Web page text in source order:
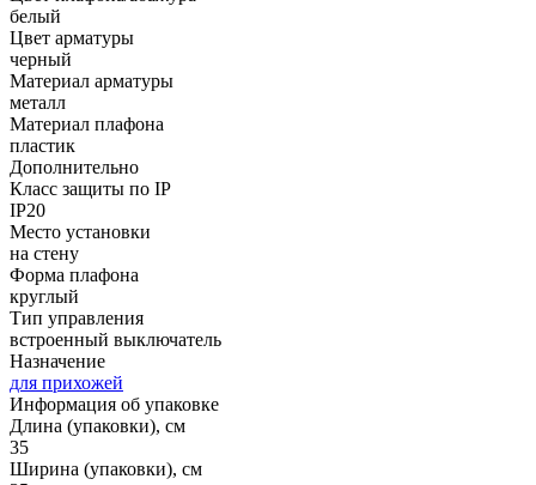
белый
Цвет арматуры
черный
Материал арматуры
металл
Материал плафона
пластик
Дополнительно
Класс защиты по IP
IP20
Место установки
на стену
Форма плафона
круглый
Тип управления
встроенный выключатель
Назначение
для прихожей
Информация об упаковке
Длина (упаковки), см
35
Ширина (упаковки), см